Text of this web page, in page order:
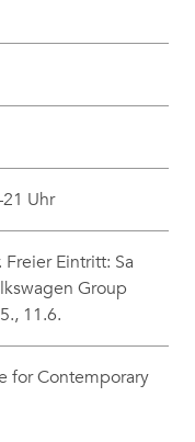
Uhr
Freier Eintritt: Sa
Group
11.6.
for Contemporary